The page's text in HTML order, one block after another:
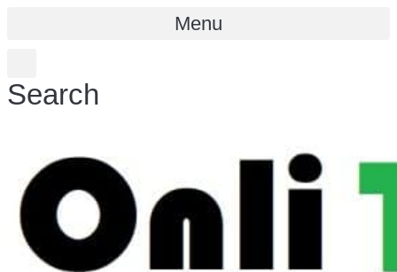
Menu
Search